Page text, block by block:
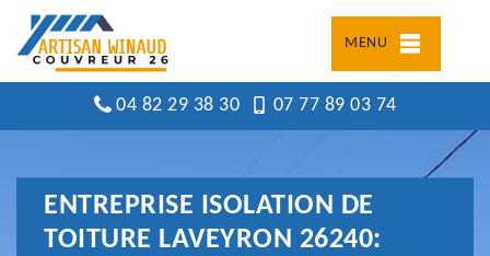
MENU
04 82 29 38 30 07 77 89 03 74
ENTREPRISE ISOLATION DE
TOITURE LAVEYRON 26240: